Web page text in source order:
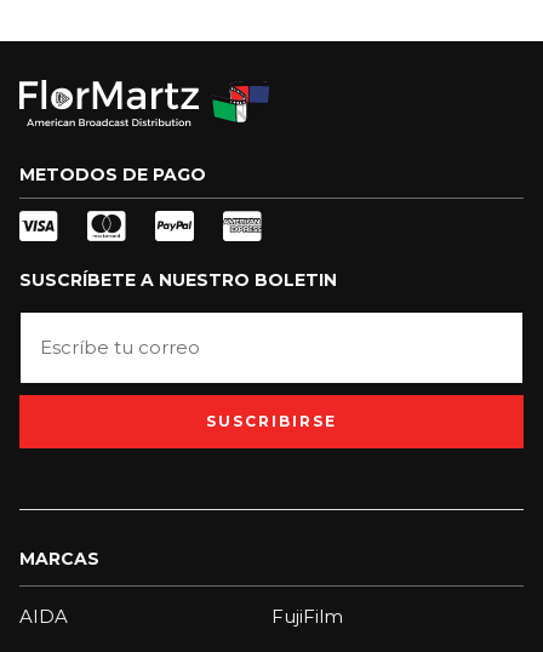
METODOS DE PAGO
SUSCRÍBETE A NUESTRO BOLETIN
SUSCRIBIRSE
MARCAS
AIDA FujiFilm